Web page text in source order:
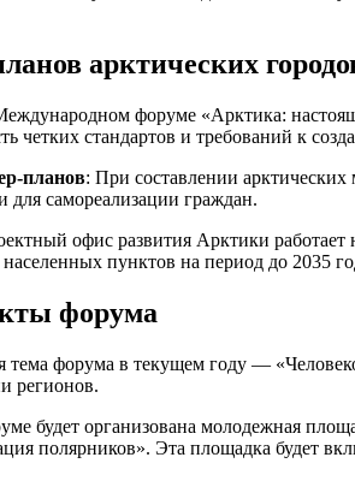
арктических
форуме «Арктика:
четких стандартов и требований к
планов: При составлении арктических
для самореализации граждан.
офис развития Арктики работает
пунктов на период до 2035
форума
тема форума в текущем году —
регионов.
будет организована молодежная
полярников». Эта площадка будет